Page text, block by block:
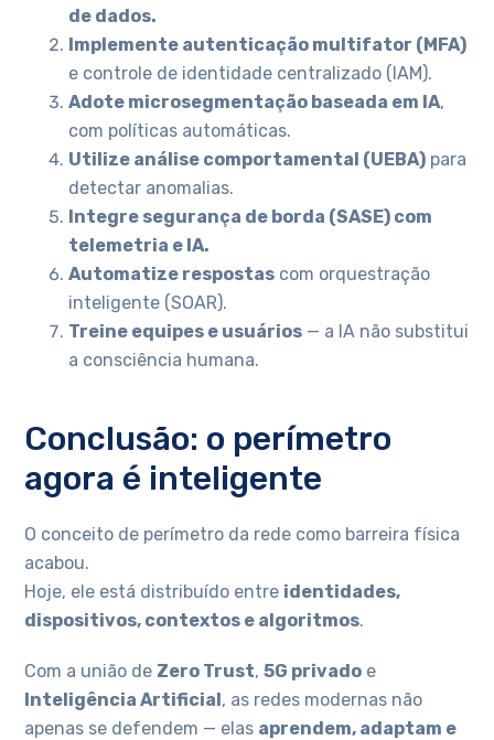
de dados.
Implemente autenticação multifator (MFA)
e controle de identidade centralizado (IAM).
Adote microsegmentação baseada em IA,
com políticas automáticas.
Utilize análise comportamental (UEBA) para
detectar anomalias.
Integre segurança de borda (SASE) com
telemetria e IA.
Automatize respostas com orquestração
inteligente (SOAR).
Treine equipes e usuários — a IA não substitui
a consciência humana.
Conclusão: o perímetro
agora é inteligente
O conceito de perímetro da rede como barreira física
acabou.
Hoje, ele está distribuído entre identidades,
dispositivos, contextos e algoritmos.
Com a união de Zero Trust,5G privado e
Inteligência Artificial , as redes modernas não
apenas se defendem — elas aprendem, adaptam e